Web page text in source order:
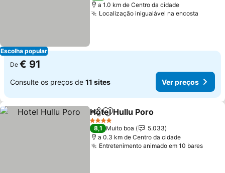
Escolha popular
a 1.0 km de Centro da cidade
Localização inigualável na encosta
De € 91
Consulte os preços de 11 sites Ver preços
PartilharAdicionar aos favoritos
Hotel Hullu Poro
4 Estrelas
8,1 Muito boa
5.033
a 0.3 km de Centro da cidade
Entretenimento animado em 10 baresVer